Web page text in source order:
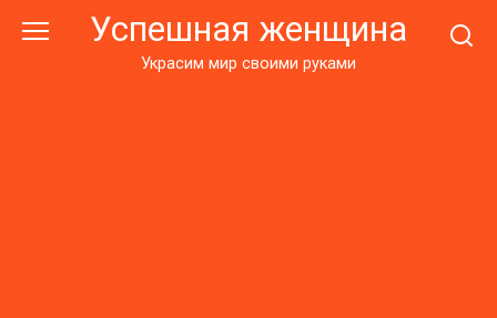
Успешная женщина
Украсим мир своими руками